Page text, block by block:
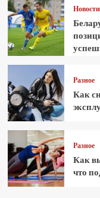
Новости
Разное
Как
Разное
Как
что